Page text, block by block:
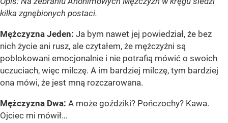
kilka zgnębionych postaci.
Mężczyzna Jeden: Ja bym nawet jej powiedział, że bez
nich życie ani rusz, ale czytałem, że mężczyźni są
poblokowani emocjonalnie i nie potrafią mówić o swoich
uczuciach, więc milczę. A im bardziej milczę, tym bardziej
ona mówi, że jest mną rozczarowana.
Mężczyzna Dwa: A może goździki? Pończochy? Kawa.
Ojciec mi mówił…